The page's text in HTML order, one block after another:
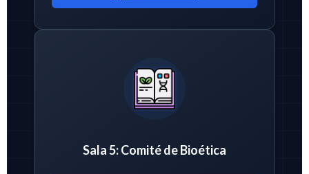
Sala 5: Comité de Bioética